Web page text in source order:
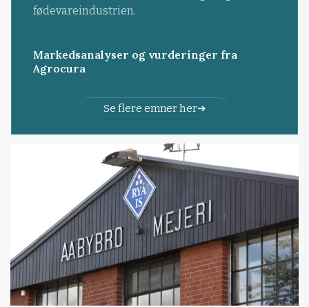
fødevareindustrien.
Markedsanalyser og vurderinger fra
Agrocura
Se flere emner her